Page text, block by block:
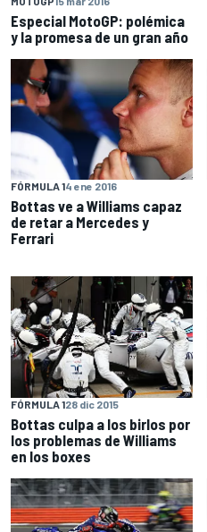
Especial MotoGP: polémica
y la promesa de un gran año
FÓRMULA 14 ene 2016
Bottas ve a Williams capaz
de retar a Mercedes y
Ferrari
FÓRMULA 128 dic 2015
Bottas culpa a los birlos por
los problemas de Williams
en los boxes